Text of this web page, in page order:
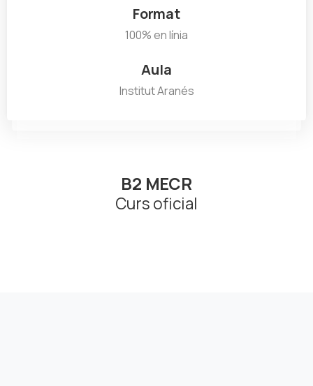
Format
100% en línia
Aula
Institut Aranés
B2 MECR
Curs oficial